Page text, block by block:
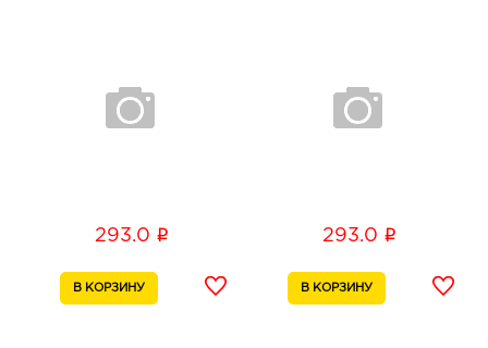
Белгород Линия-1: 220.0 руб.
394033, Воронежская обл, г Воронеж, пр-кт
Ленинский, д. 95б
293.0 i 293.0 i